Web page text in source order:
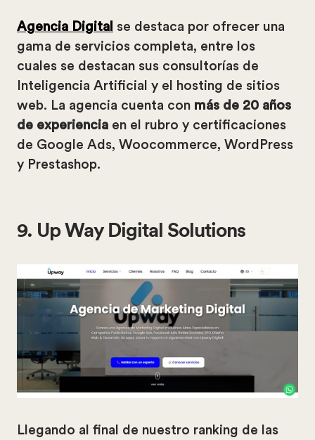
Agencia Digital se destaca por ofrecer una
gama de servicios completa, entre los
cuales se destacan sus consultorías de
Inteligencia Artificial y el hosting de sitios
web. La agencia cuenta con más de 20 años
de experiencia en el rubro y certificaciones
de Google Ads, Woocommerce, WordPress
y Prestashop.
9. Up Way Digital Solutions
Llegando al final de nuestro ranking de las